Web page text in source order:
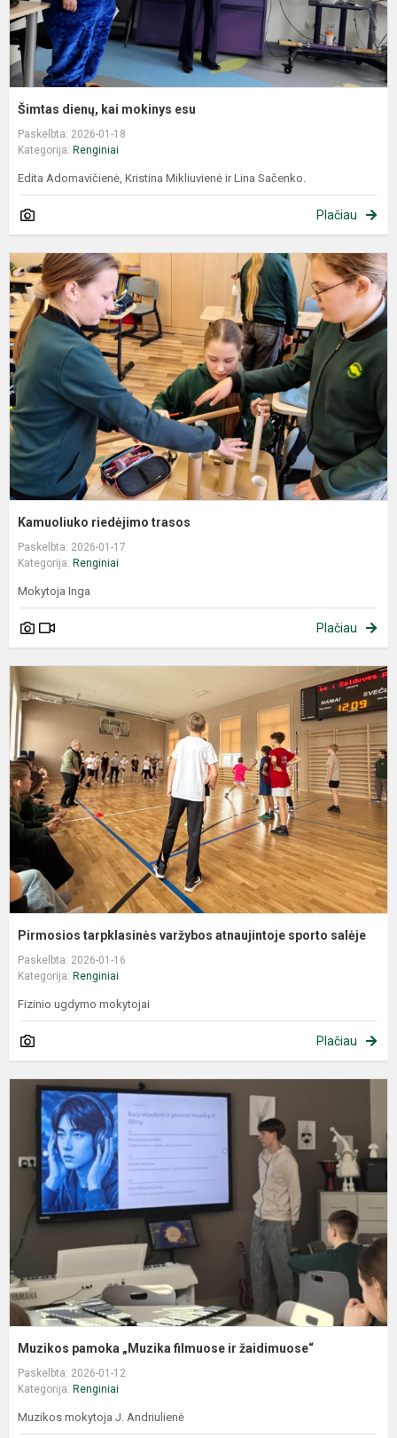
Šimtas dienų, kai mokinys esu
Paskelbta: 2026-01-18
Kategorija: Renginiai
Edita Adomavičienė, Kristina Mikliuvienė ir Lina Sačenko.
Plačiau
Kamuoliuko riedėjimo trasos
Paskelbta: 2026-01-17
Kategorija: Renginiai
Mokytoja Inga
Plačiau
Pirmosios tarpklasinės varžybos atnaujintoje sporto salėje
Paskelbta: 2026-01-16
Kategorija: Renginiai
Fizinio ugdymo mokytojai
Plačiau
Muzikos pamoka „Muzika filmuose ir žaidimuose“
Paskelbta: 2026-01-12
Kategorija: Renginiai
Muzikos mokytoja J. Andriulienė